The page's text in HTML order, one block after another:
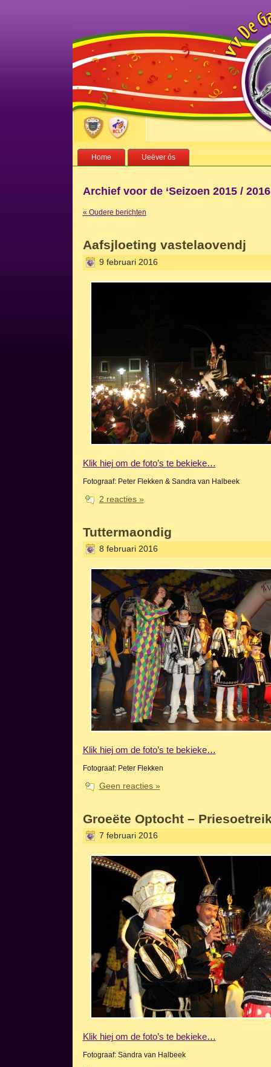
Home Ueëver ós
Archief voor de ‘Seizoen 2015 /
« Oudere berichten
Aafsjloeting vastelaovendj
9 februari 2016
Klik hiej om de foto’s te bekieke…
Fotograaf: Peter Flekken & Sandra van Halbeek
2 reacties »
Tuttermaondig
8 februari 2016
Klik hiej om de foto’s te bekieke…
Fotograaf: Peter Flekken
Geen reacties »
Groeëte Optocht –
7 februari 2016
Klik hiej om de foto’s te bekieke…
Fotograaf: Sandra van Halbeek